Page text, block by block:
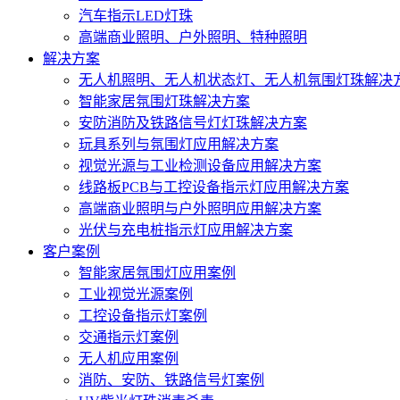
汽车指示LED灯珠
高端商业照明、户外照明、特种照明
解决方案
无人机照明、无人机状态灯、无人机氛围灯珠解决
智能家居氛围灯珠解决方案
安防消防及铁路信号灯灯珠解决方案
玩具系列与氛围灯应用解决方案
视觉光源与工业检测设备应用解决方案
线路板PCB与工控设备指示灯应用解决方案
高端商业照明与户外照明应用解决方案
光伏与充电桩指示灯应用解决方案
客户案例
智能家居氛围灯应用案例
工业视觉光源案例
工控设备指示灯案例
交通指示灯案例
无人机应用案例
消防、安防、铁路信号灯案例